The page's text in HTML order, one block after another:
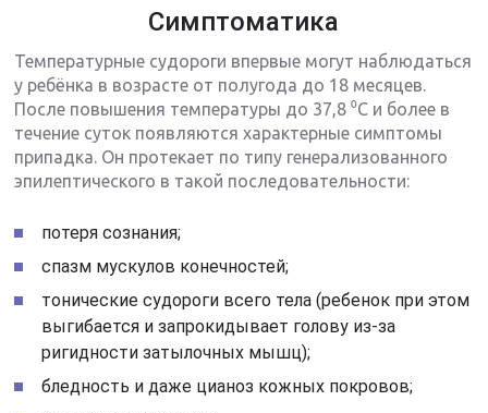
Симптоматика
Температурные судороги впервые могут наблюдаться
у ребёнка в возрасте от полугода до 18 месяцев.
После повышения температуры до 37,8 ⁰С и более в
течение суток появляются характерные симптомы
припадка. Он протекает по типу генерализованного
эпилептического в такой последовательности:
потеря сознания;
спазм мускулов конечностей;
тонические судороги всего тела (ребенок при этом
выгибается и запрокидывает голову из-за
ригидности затылочных мышц);
бледность и даже цианоз кожных покровов;